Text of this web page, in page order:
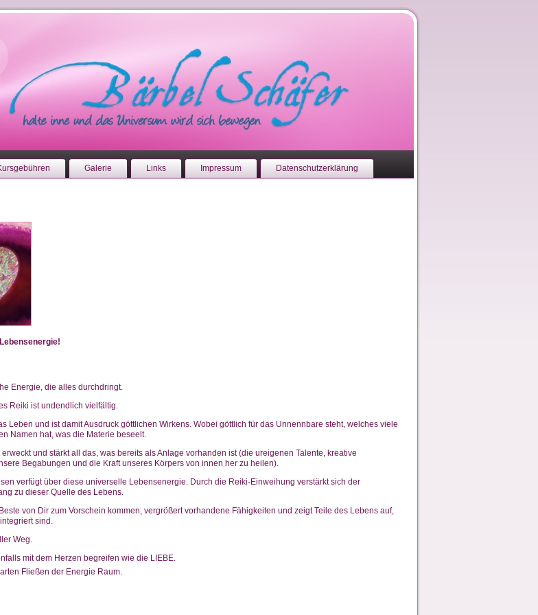
Galerie Links Impressum Datenschutzerklärung
Energie, die alles durchdringt.
Reiki ist undendlich vielfältig.
Leben und ist damit Ausdruck göttlichen Wirkens. Wobei göttlich für das Unnennbare steht, welches viele
Namen hat, was die Materie beseelt.
erweckt und stärkt all das, was bereits als Anlage vorhanden ist (die ureigenen Talente, kreative
Begabungen und die Kraft unseres Körpers von innen her zu heilen).
verfügt über diese universelle Lebensenergie. Durch die Reiki-Einweihung verstärkt sich der
zu dieser Quelle des Lebens.
von Dir zum Vorschein kommen, vergrößert vorhandene Fähigkeiten und zeigt Teile des Lebens auf,
sind.
Weg.
mit dem Herzen begreifen wie die LIEBE.
Fließen der Energie Raum.